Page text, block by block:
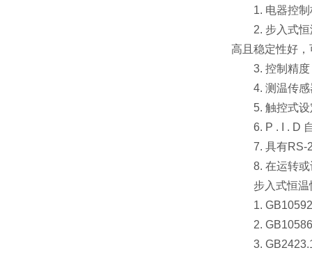
1. 电器控制柜
2. 步入式恒温
高且稳定性好
3. 控制精度
4. 测温传感
5. 触控式设
6. P . I . D 自
7. 具有RS-
8. 在运转或
步入式恒温
1. GB10592-
2. GB10586-
3.